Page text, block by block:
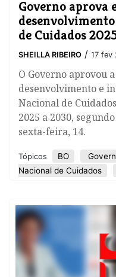
Governo aprova
de Cuidados
SHEILLA RIBEIRO / 17 fev
O Governo aprovou
desenvolvimento e
Nacional de
2025 a 2030,
sexta-feira, 14.
Tópicos BO
Nacional de Cuidados